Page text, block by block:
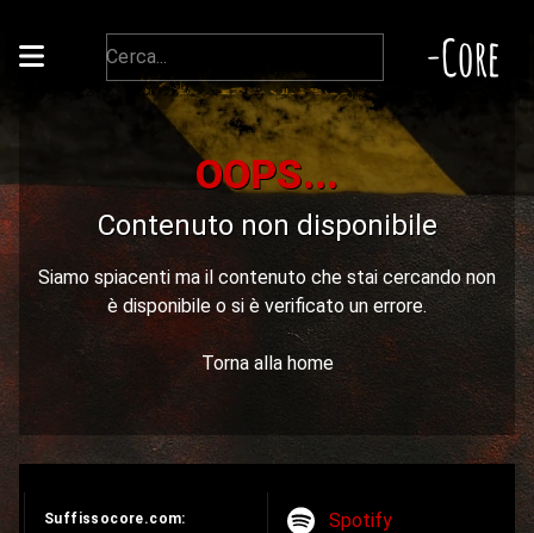
-Core
OOPS...
Contenuto non disponibile
Siamo spiacenti ma il contenuto che stai cercando non
è disponibile o si è verificato un errore.
Torna alla home
Suffissocore.com:
Spotify